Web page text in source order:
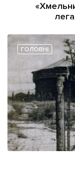
Політика
Наші соц мережі
ГОЛОВНІ